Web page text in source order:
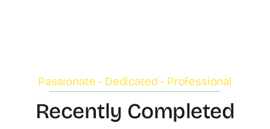
Passionate - Dedicated - Professional
Recently Completed